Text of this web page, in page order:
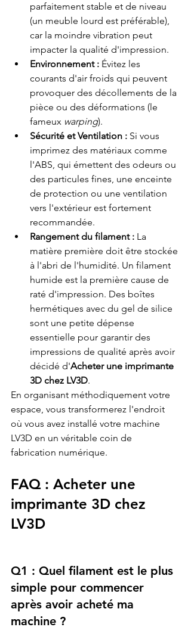
parfaitement stable et de niveau
(un meuble lourd est préférable),
car la moindre vibration peut
impacter la qualité d'impression.
Environnement : Évitez les
courants d'air froids qui peuvent
provoquer des décollements de la
pièce ou des déformations (le
fameux warping).
Sécurité et Ventilation : Si vous
imprimez des matériaux comme
l'ABS, qui émettent des odeurs ou
des particules fines, une enceinte
de protection ou une ventilation
vers l'extérieur est fortement
recommandée.
Rangement du filament : La
matière première doit être stockée
à l'abri de l'humidité. Un filament
humide est la première cause de
raté d'impression. Des boîtes
hermétiques avec du gel de silice
sont une petite dépense
essentielle pour garantir des
impressions de qualité après avoir
décidé d'Acheter une imprimante
3D chez LV3D.
En organisant méthodiquement votre
espace, vous transformerez l'endroit
où vous avez installé votre machine
LV3D en un véritable coin de
fabrication numérique.
FAQ : Acheter une
imprimante 3D chez
LV3D
Q1 : Quel filament est le plus
simple pour commencer
après avoir acheté ma
machine ?